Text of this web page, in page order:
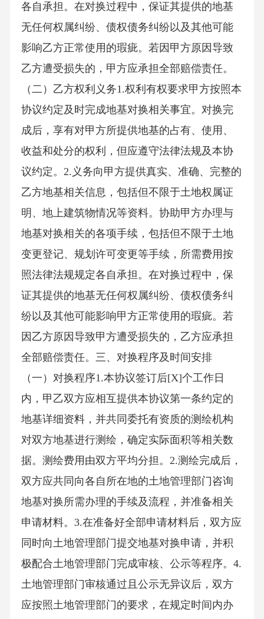
各自承担。在对换过程中，保证其提供的地基
无任何权属纠纷、债权债务纠纷以及其他可能
影响乙方正常使用的瑕疵。若因甲方原因导致
乙方遭受损失的，甲方应承担全部赔偿责任。
（二）乙方权利义务1.权利有权要求甲方按照本
协议约定及时完成地基对换相关事宜。对换完
成后，享有对甲方所提供地基的占有、使用、
收益和处分的权利，但应遵守法律法规及本协
议约定。2.义务向甲方提供真实、准确、完整的
乙方地基相关信息，包括但不限于土地权属证
明、地上建筑物情况等资料。协助甲方办理与
地基对换相关的各项手续，包括但不限于土地
变更登记、规划许可变更等手续，所需费用按
照法律法规规定各自承担。在对换过程中，保
证其提供的地基无任何权属纠纷、债权债务纠
纷以及其他可能影响甲方正常使用的瑕疵。若
因乙方原因导致甲方遭受损失的，乙方应承担
全部赔偿责任。三、对换程序及时间安排
（一）对换程序1.本协议签订后[X]个工作日
内，甲乙双方应相互提供本协议第一条约定的
地基详细资料，并共同委托有资质的测绘机构
对双方地基进行测绘，确定实际面积等相关数
据。测绘费用由双方平均分担。2.测绘完成后，
双方应共同向各自所在地的土地管理部门咨询
地基对换所需办理的手续及流程，并准备相关
申请材料。3.在准备好全部申请材料后，双方应
同时向土地管理部门提交地基对换申请，并积
极配合土地管理部门完成审核、公示等程序。4.
土地管理部门审核通过且公示无异议后，双方
应按照土地管理部门的要求，在规定时间内办